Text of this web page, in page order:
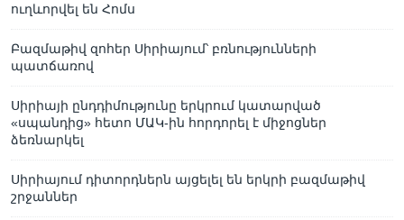
ուղևորվել են Հոմս
Բազմաթիվ զոհեր Սիրիայում՝ բռնությունների
պատճառով
Սիրիայի ընդդիմությունը երկրում կատարված
«սպանդից» հետո ՄԱԿ-ին հորդորել է միջոցներ
ձեռնարկել
Սիրիայում դիտորդներն այցելել են երկրի բազմաթիվ
շրջաններ